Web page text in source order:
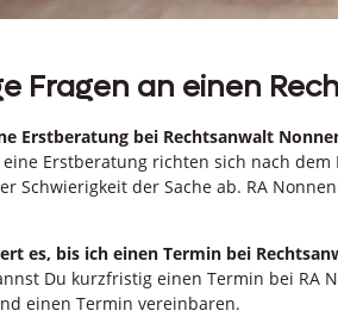
Fragen an einen
Erstberatung bei Rechtsanwalt
Erstberatung richten sich nach dem
Schwierigkeit der Sache ab. RA
es, bis ich einen Termin bei
Du kurzfristig einen Termin bei RA
einen Termin vereinbaren.